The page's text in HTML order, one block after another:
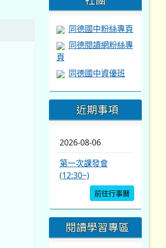
同德國中粉絲專頁
同德閱讀網粉絲專
頁
同德國中資優班
近期事項
2026-08-06
第一次課發會
(12:30~)
前往行事曆
閱讀學習專區